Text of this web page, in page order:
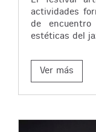
actividades
de
estéticas del
Ver más